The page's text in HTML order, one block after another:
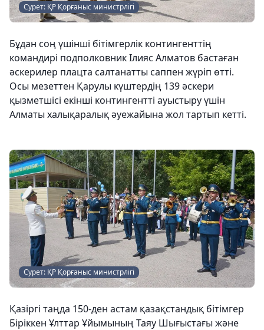
Сурет: ҚР Қорғаныс министрлігі
Бұдан соң үшінші бітімгерлік контингенттің
командирі подполковник Ілияс Алматов бастаған
әскерилер плацта салтанатты саппен жүріп өтті.
Осы мезеттен Қарулы күштердің 139 әскери
қызметшісі екінші контингентті ауыстыру үшін
Алматы халықаралық әуежайына жол тартып кетті.
Сурет: ҚР Қорғаныс министрлігі
Қазіргі таңда 150-ден астам қазақстандық бітімгер
Біріккен Ұлттар Ұйымының Таяу Шығыстағы және